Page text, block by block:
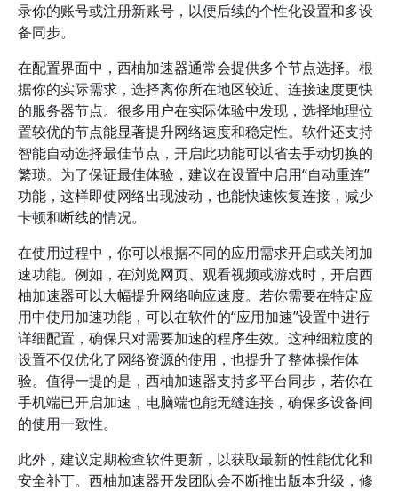
录你的账号或注册新账号，以便后续的个性化设置和多设
备同步。
在配置界面中，西柚加速器通常会提供多个节点选择。根
据你的实际需求，选择离你所在地区较近、连接速度更快
的服务器节点。很多用户在实际体验中发现，选择地理位
置较优的节点能显著提升网络速度和稳定性。软件还支持
智能自动选择最佳节点，开启此功能可以省去手动切换的
繁琐。为了保证最佳体验，建议在设置中启用“自动重连”
功能，这样即使网络出现波动，也能快速恢复连接，减少
卡顿和断线的情况。
在使用过程中，你可以根据不同的应用需求开启或关闭加
速功能。例如，在浏览网页、观看视频或游戏时，开启西
柚加速器可以大幅提升网络响应速度。若你需要在特定应
用中使用加速功能，可以在软件的“应用加速”设置中进行
详细配置，确保只对需要加速的程序生效。这种细粒度的
设置不仅优化了网络资源的使用，也提升了整体操作体
验。值得一提的是，西柚加速器支持多平台同步，若你在
手机端已开启加速，电脑端也能无缝连接，确保多设备间
的使用一致性。
此外，建议定期检查软件更新，以获取最新的性能优化和
安全补丁。西柚加速器开发团队会不断推出版本升级，修